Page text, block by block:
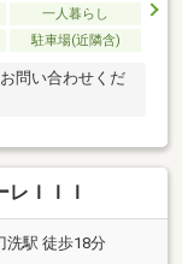
一人暮らし
駐車場(近隣含)
問い合わせくだ
ＩＩＩ
洗駅 徒歩18分